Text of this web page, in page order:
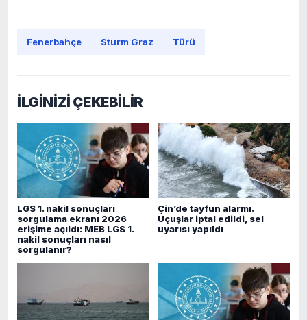
Fenerbahçe Sturm Graz Türü
İLGİNİZİ ÇEKEBİLİR
LGS 1. nakil sonuçları
sorgulama ekranı 2026
erişime açıldı: MEB LGS 1.
nakil sonuçları nasıl
sorgulanır?
Çin’de tayfun alarmı.
Uçuşlar iptal edildi, sel
uyarısı yapıldı